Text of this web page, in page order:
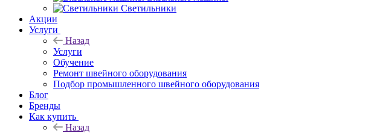
Светильники
Акции
Услуги
Назад
Услуги
Обучение
Ремонт швейного оборудования
Подбор промышленного швейного оборудования
Блог
Бренды
Как купить
Назад